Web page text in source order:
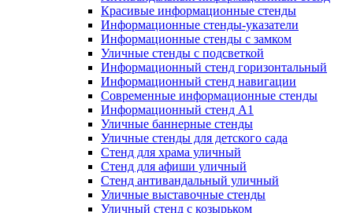
Красивые информационные стенды
Информационные стенды-указатели
Информационные стенды с замком
Уличные стенды с подсветкой
Информационный стенд горизонтальный
Информационный стенд навигации
Современные информационные стенды
Информационный стенд А1
Уличные баннерные стенды
Уличные стенды для детского сада
Стенд для храма уличный
Стенд для афиши уличный
Стенд антивандальный уличный
Уличные выставочные стенды
Уличный стенд с козырьком